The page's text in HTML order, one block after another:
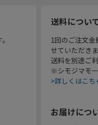
送料につい
1回のご注文
せていただき
送料を別途ご
※シモジマモ
>詳しくはこち
お届けにつ